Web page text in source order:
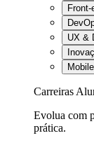
Front-
UX &
Mobile
Carreiras
Evolua com
prática.